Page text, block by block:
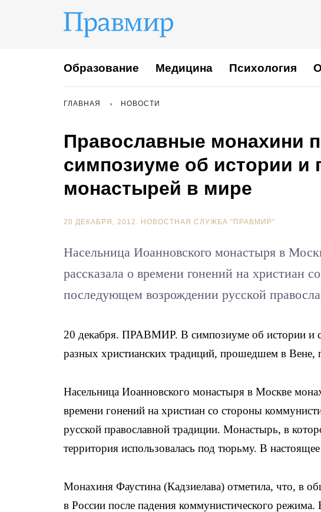
Образование Медицина Психология
ГЛАВНАЯ НОВОСТИ
Православные монахини
симпозиуме об истории и
монастырей в мире
20 ДЕКАБРЯ, 2012. НОВОСТНАЯ СЛУЖБА "ПРАВМИР"
Насельница Иоанновского монастыря в
рассказала о времени гонений на христиан
последующем возрождении русской
20 декабря. ПРАВМИР. В симпозиуме об истории и
разных христианских традиций, прошедшем в Вене,
Насельница Иоанновского монастыря в Москве
времени гонений на христиан со стороны
русской православной традиции. Монастырь, в
территория использовалась под тюрьму. В
Монахиня Фаустина (Кадзиелава) отметила, что, в
в России после падения коммунистического